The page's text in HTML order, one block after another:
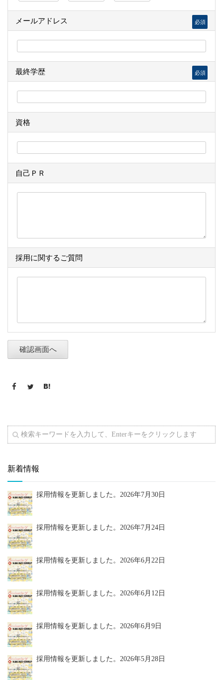
メールアドレス 必須
最終学歴 必須
資格
自己ＰＲ
採用に関するご質問
新着情報
採用情報を更新しました。 2026年7月30日
採用情報を更新しました。 2026年7月24日
採用情報を更新しました。 2026年6月22日
採用情報を更新しました。 2026年6月12日
採用情報を更新しました。 2026年6月9日
採用情報を更新しました。 2026年5月28日